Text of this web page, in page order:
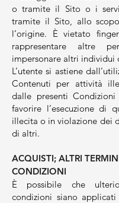
o tramite il Sito o i
tramite il Sito, allo
l’origine. È vietato
rappresentare altre
impersonare altri individui
L’utente si astiene
Contenuti per attività
dalle presenti Condizioni
favorire l’esecuzione di
illecita o in violazione dei
di altri.
ACQUISTI; ALTRI
CONDIZIONI
È possibile che
condizioni siano applicati